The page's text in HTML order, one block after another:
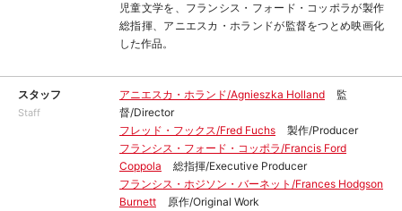
児童文学を、フランシス・フォード・コッポラが製作
総指揮、アニエスカ・ホランドが監督をつとめ映画化
した作品。
スタッフ
Staff
アニエスカ・ホランド/Agnieszka Holland
監
督/Director
フレッド・フックス/Fred Fuchs
製作/Producer
フランシス・フォード・コッポラ/Francis Ford
Coppola
総指揮/Executive Producer
フランシス・ホジソン・バーネット/Frances Hodgson
Burnett
原作/Original Work